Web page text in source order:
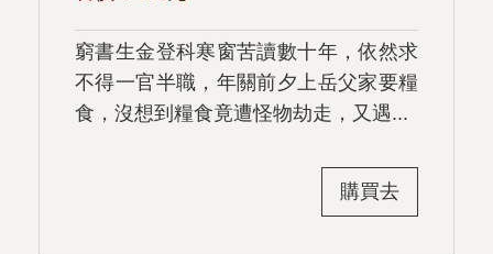
窮書生金登科寒窗苦讀數十年，依然求
不得一官半職，年關前夕上岳父家要糧
食，沒想到糧食竟遭怪物劫走，又遇...
購買去